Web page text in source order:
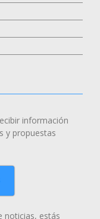
información
y propuestas
noticias, estás